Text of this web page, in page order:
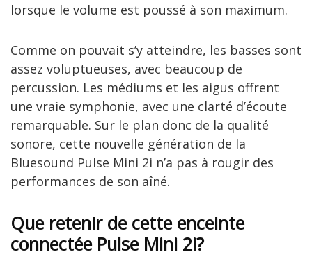
lorsque le volume est poussé à son maximum.
Comme on pouvait s’y atteindre, les basses sont
assez voluptueuses, avec beaucoup de
percussion. Les médiums et les aigus offrent
une vraie symphonie, avec une clarté d’écoute
remarquable. Sur le plan donc de la qualité
sonore, cette nouvelle génération de la
Bluesound Pulse Mini 2i n’a pas à rougir des
performances de son aîné.
Que retenir de cette enceinte
connectée Pulse Mini 2i?